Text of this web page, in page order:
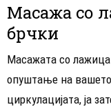
Масажа со
брчки
Масажата со
опуштање на
циркулацијата, ја